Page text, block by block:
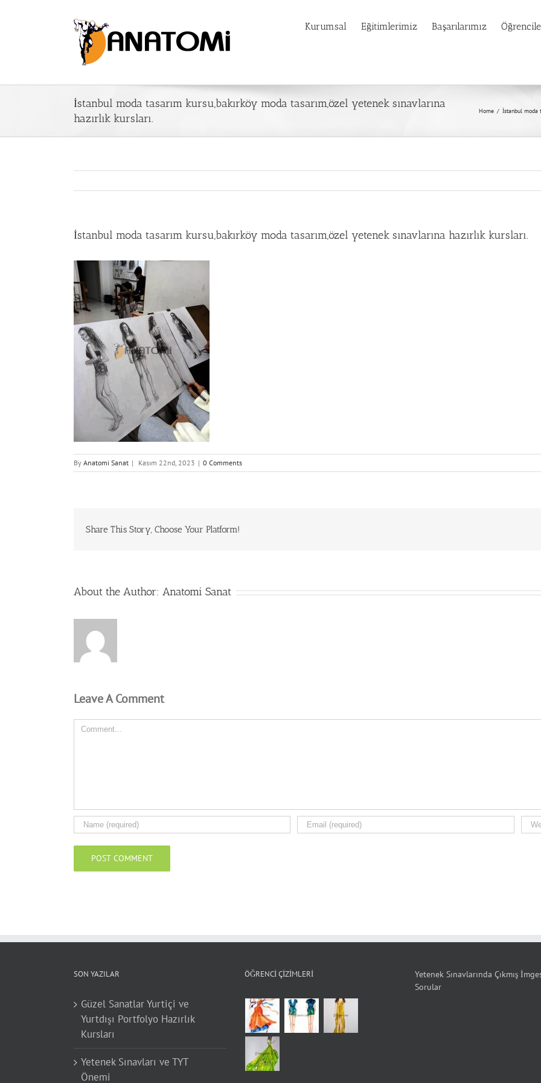
Kurumsal Eğitimlerimiz Başarılarımız
İstanbul moda tasarım kursu,bakırköy moda tasarım,özel yetenek sınavlarına
hazırlık kursları.
Home / İstanbul moda
İstanbul moda tasarım kursu,bakırköy moda tasarım,özel yetenek sınavlarına hazırlık kursları.
By Anatomi Sanat | Kasım 22nd, 2023 | 0 Comments
Share This Story, Choose Your Platform!
About the Author: Anatomi Sanat
Leave A Comment
Comment
SON YAZILAR
Güzel Sanatlar Yurtiçi ve
Yurtdışı Portfolyo Hazırlık
Kursları
Yetenek Sınavları ve TYT
Önemi
ÖĞRENCI ÇIZIMLERI
Yetenek Sınavlarında Çıkmış
Sorular